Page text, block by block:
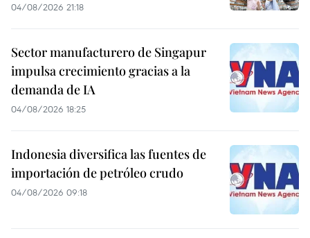
04/08/2026 21:18
Sector manufacturero de Singapur
impulsa crecimiento gracias a la
demanda de IA
04/08/2026 18:25
Indonesia diversifica las fuentes de
importación de petróleo crudo
04/08/2026 09:18